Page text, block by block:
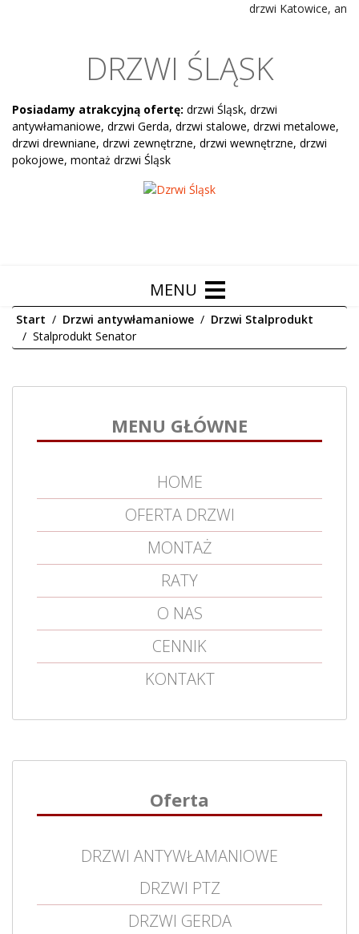
drzwi Katowice,
DRZWI ŚLĄSK
Posiadamy atrakcyjną ofertę: drzwi Śląsk, drzwi
antywłamaniowe, drzwi Gerda, drzwi stalowe, drzwi metalowe,
drzwi drewniane, drzwi zewnętrzne, drzwi wewnętrzne, drzwi
pokojowe, montaż drzwi Śląsk
Start Drzwi antywłamaniowe
Drzwi Stalprodukt
Stalprodukt Senator
MENU GŁÓWNE
HOME
OFERTA DRZWI
MONTAŻ
RATY
O NAS
CENNIK
KONTAKT
Oferta
DRZWI ANTYWŁAMANIOWE
DRZWI PTZ
DRZWI GERDA